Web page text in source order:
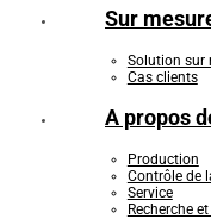
Sur
Solution sur
Cas clients
A propos
Production
Contrôle de
Service
Recherche